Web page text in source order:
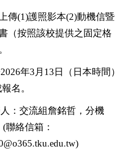
傳(1)護照影本(2)動機信暨
（按照該校提供之固定格
2026年3 月 13 日（日本時間）
名。
：交流組詹銘哲，分機
(聯絡信箱：
)